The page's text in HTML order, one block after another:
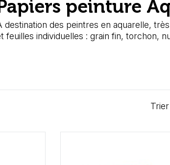
peinture
destination des peintres en aquarelle,
feuilles individuelles : grain fin, torchon,